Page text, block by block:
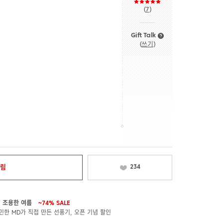
(7)
Gift Talk
(쓰기 )
234
조용한 여름 ~74% SALE
한 MD가 직접 만든 선풍기, 오픈 기념 할인